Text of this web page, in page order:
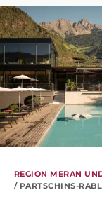
REGION MERAN
/ PARTSCHINS-